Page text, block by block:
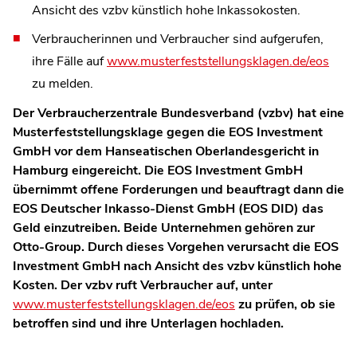
Ansicht des vzbv künstlich hohe Inkassokosten.
Verbraucherinnen und Verbraucher sind aufgerufen,
ihre Fälle aufwww.musterfeststellungsklagen.de/eos
zu melden.
Der Verbraucherzentrale Bundesverband (vzbv) hat eine
Musterfeststellungsklage gegen die EOS Investment
GmbH vor dem Hanseatischen Oberlandesgericht in
Hamburg eingereicht. Die EOS Investment GmbH
übernimmt offene Forderungen und beauftragt dann die
EOS Deutscher Inkasso-Dienst GmbH (EOS DID) das
Geld einzutreiben. Beide Unternehmen gehören zur
Otto-Group. Durch dieses Vorgehen verursacht die EOS
Investment GmbH nach Ansicht des vzbv künstlich hohe
Kosten. Der vzbv ruft Verbraucher auf, unter
www.musterfeststellungsklagen.de/eos zu prüfen, ob sie
betroffen sind und ihre Unterlagen hochladen.